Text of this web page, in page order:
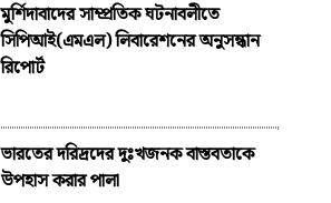
মুর্শিদাবাদের সাম্প্রতিক ঘটনাবলীতে
সিপিআই(এমএল) লিবারেশনের অনুসন্ধান
রিপোর্ট
ভারতের দরিদ্রদের দুঃখজনক বাস্তবতাকে
উপহাস করার পালা